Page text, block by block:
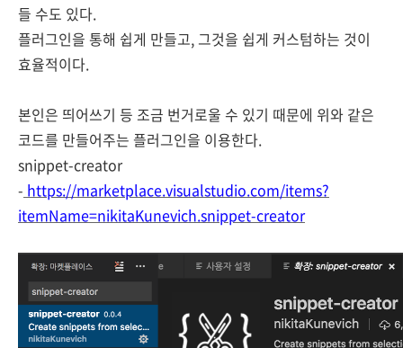
들 수도 있다.
플러그인을 통해 쉽게 만들고, 그것을 쉽게 커스텀하는 것이
효율적이다.
본인은 띄어쓰기 등 조금 번거로울 수 있기 때문에 위와 같은
코드를 만들어주는 플러그인을 이용한다.
snippet-creator
- https://marketplace.visualstudio.com/items?
itemName=nikitaKunevich.snippet-creator